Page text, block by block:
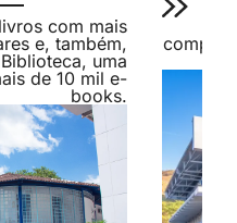
com mais
e, também,
uma
de 10 mil e-
books.